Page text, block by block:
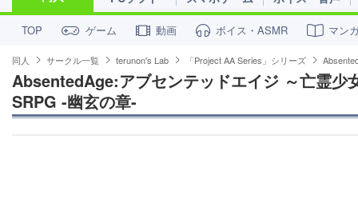
TOP ゲーム 動画 ボイス・ASMR マン
同人 サークル一覧 terunon's Lab 「Project AA Series」シリーズ
AbsentedAge:アブセンテッドエイジ ～亡霊少
SRPG -幽玄の章-